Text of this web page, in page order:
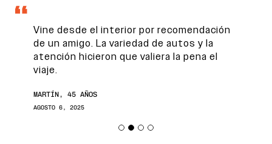
Vine desde el interior por recomendación
de un amigo. La variedad de autos y la
atención hicieron que valiera la pena el
viaje.
MARTÍN, 45 AÑOS
AGOSTO 6, 2025